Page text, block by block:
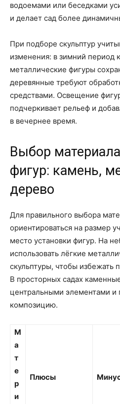
водоемами или беседками
и делает сад более
При подборе скульптур
изменения: в зимний период
металлические фигуры
деревянные требуют
средствами. Освещение
подчеркивает рельеф и
в вечернее время.
Выбор
фигур: камень,
дерево
Для правильного выбора
ориентироваться на размер
место установки фигур. На
использовать лёгкие
скульптуры, чтобы избежать
В просторных садах
центральными элементами и
композицию.
М
а
т
е
р
и
Плюсы